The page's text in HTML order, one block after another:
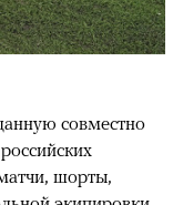
совместно
шорты,